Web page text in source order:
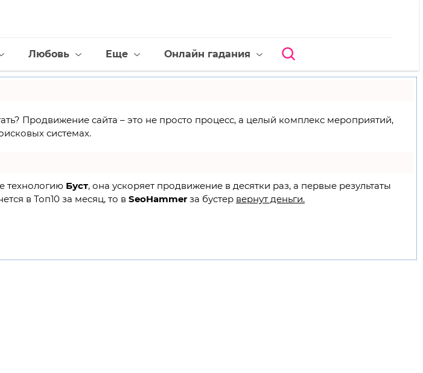
Любовь Еще Онлайн гадания
Продвижение сайта – это не просто процесс, а целый комплекс мероприятий,
системах.
технологию Буст, она ускоряет продвижение в десятки раз, а первые результаты
в Топ10 за месяц, то в SeoHammer за бустер вернут деньги.